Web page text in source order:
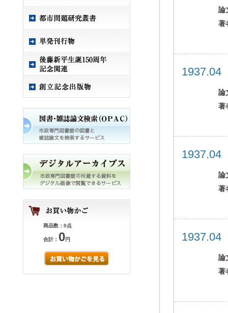
商品数：0点
合計： 0円
論
著
論
著
論
著
論
著